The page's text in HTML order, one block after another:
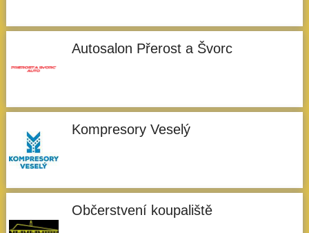
Autosalon Přerost a Švorc
Kompresory Veselý
Občerstvení koupaliště